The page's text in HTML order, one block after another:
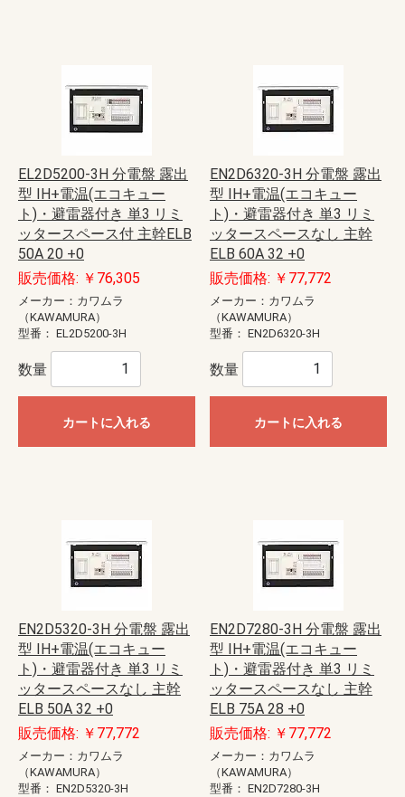
EL2D5200-3H 分電盤 露出
型 IH+電温(エコキュー
ト)・避雷器付き 単3 リミ
ッタースペース付 主幹ELB
50A 20 +0
販売価格: ￥76,305
メーカー：カワムラ
（KAWAMURA）
型番： EL2D5200-3H
数量
カートに入れる
EN2D6320-3H 分電盤 露出
型 IH+電温(エコキュー
ト)・避雷器付き 単3 リミ
ッタースペースなし 主幹
ELB 60A 32 +0
販売価格: ￥77,772
メーカー：カワムラ
（KAWAMURA）
型番： EN2D6320-3H
数量
カートに入れる
EN2D5320-3H 分電盤 露出
型 IH+電温(エコキュー
ト)・避雷器付き 単3 リミ
ッタースペースなし 主幹
ELB 50A 32 +0
販売価格: ￥77,772
メーカー：カワムラ
（KAWAMURA）
型番： EN2D5320-3H
EN2D7280-3H 分電盤 露出
型 IH+電温(エコキュー
ト)・避雷器付き 単3 リミ
ッタースペースなし 主幹
ELB 75A 28 +0
販売価格: ￥77,772
メーカー：カワムラ
（KAWAMURA）
型番： EN2D7280-3H